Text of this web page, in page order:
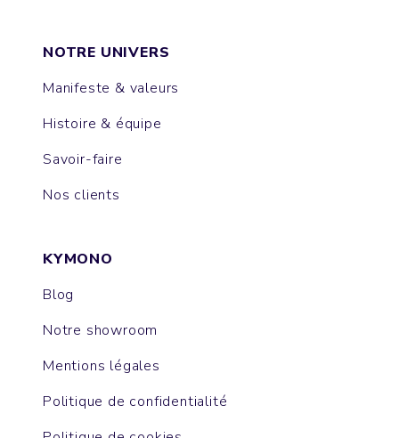
NOTRE UNIVERS
Manifeste & valeurs
Histoire & équipe
Savoir-faire
Nos clients
KYMONO
Blog
Notre showroom
Mentions légales
Politique de confidentialité